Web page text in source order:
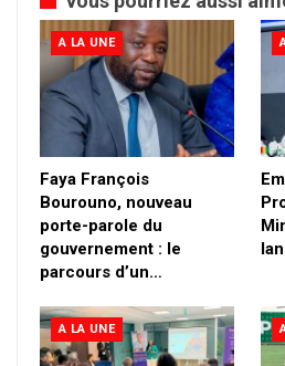
A LA UNE
Faya François
Bourouno, nouveau
porte-parole du
gouvernement : le
parcours d’un…
A LA UNE